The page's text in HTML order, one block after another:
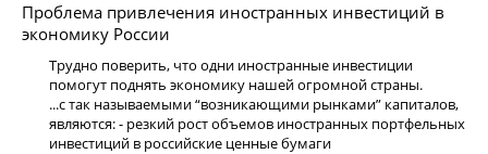
Проблема привлечения иностранных инвестиций в
экономику России
Трудно поверить, что одни иностранные инвестиции
помогут поднять экономику нашей огромной страны.
...с так называемыми “возникающими рынками” капиталов,
являются: - резкий рост объемов иностранных портфельных
инвестиций в российские ценные бумаги